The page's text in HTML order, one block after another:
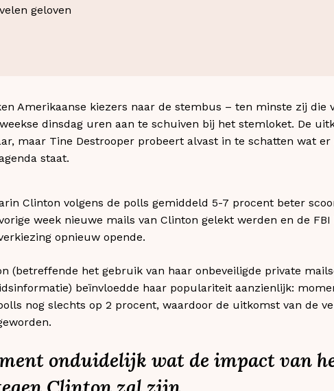
Amerikaanse kiezers naar de stembus – ten minste zij die
dinsdag uren aan te schuiven bij het stemloket. De
maar Tine Destrooper probeert alvast in te schatten wat er
staat.
Clinton volgens de polls gemiddeld 5-7 procent beter
week nieuwe mails van Clinton gelekt werden en de
opnieuw opende.
(betreffende het gebruik van haar onbeveiligde private
beïnvloedde haar populariteit aanzienlijk:
nog slechts op 2 procent, waardoor de uitkomst van de
onduidelijk wat de impact van